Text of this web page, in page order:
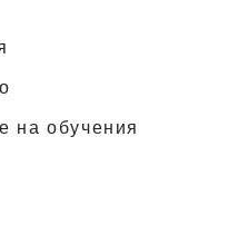
на обучения